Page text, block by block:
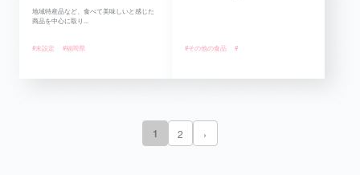
地域特産品など、食べて美味しいと感じた
商品を中心に取り...
#未設定 #福岡県 #その他の食品 #
1 2 ›